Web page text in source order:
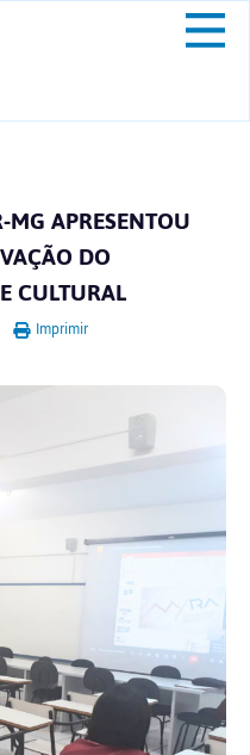
APRESENTOU
DO
CULTURAL
Imprimir